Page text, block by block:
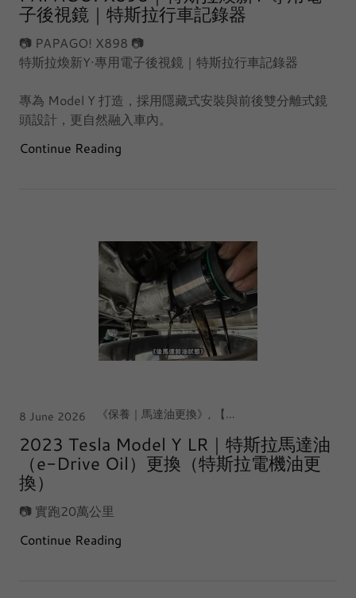
子後視鏡｜特斯拉行車記錄器
📷 PAPAGO! X898 📷
特斯拉煥新Y·專用電子後視鏡｜特斯拉行車記錄器
專為 Model Y 打造，採用隱藏式安裝與前後雙分離式鏡
頭設計，更自然融入車內。
Continue Reading
8 June 2026 《保養｜馬達油更換》, 【中台灣｜台中·西屯店】, Tesla Model Y
2023 Tesla Model Y LR｜特斯拉馬達油
（e-Drive Oil）更換（特斯拉電機油更
換）
📷 實跑20萬公里
Continue Reading